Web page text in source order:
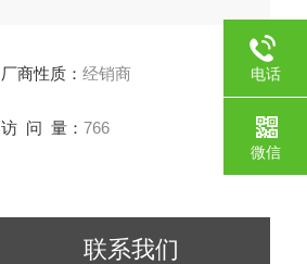
厂商性质：经销商
访 问 量：766
联系我们
电话
微信